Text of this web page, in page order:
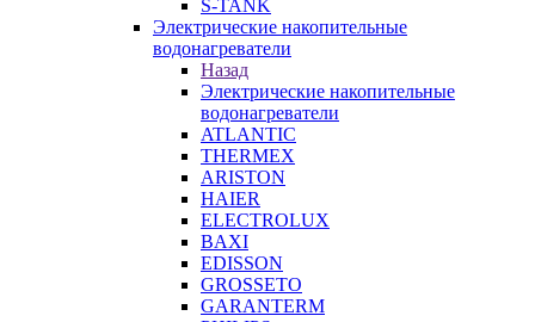
S-TANK
Электрические накопительные
водонагреватели
Назад
Электрические накопительные
водонагреватели
ATLANTIC
THERMEX
ARISTON
HAIER
ELECTROLUX
BAXI
EDISSON
GROSSETO
GARANTERM